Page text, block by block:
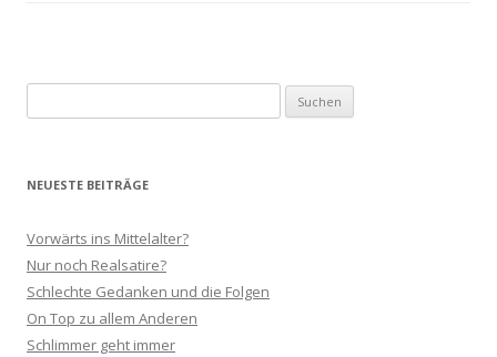
nach:
NEUESTE BEITRÄGE
Vorwärts ins Mittelalter?
Nur noch Realsatire?
Schlechte Gedanken und die Folgen
On Top zu allem Anderen
Schlimmer geht immer